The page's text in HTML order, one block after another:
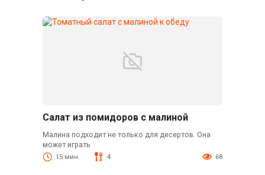
Салат из помидоров с малиной
Малина подходит не только для десертов. Она
может играть
15 мин. 4 68